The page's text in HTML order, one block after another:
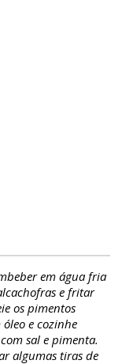
em água fria
e fritar
os pimentos
e cozinhe
sal e pimenta.
algumas tiras de